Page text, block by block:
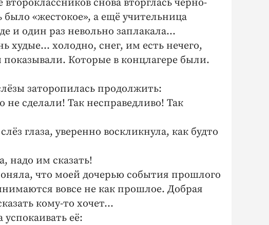
снова вторглась чёрно-
«жестокое», а ещё учительница
и один раз невольно заплакала…
холодно, снег, им есть нечего,
Которые в концлагере были.
заторопилась продолжить:
сделали! Так несправедливо! Так
глаза, уверенно воскликнула, как будто
надо им сказать!
что моей дочерью события прошлого
вовсе не как прошлое. Добрая
кому-то хочет…
успокаивать её: